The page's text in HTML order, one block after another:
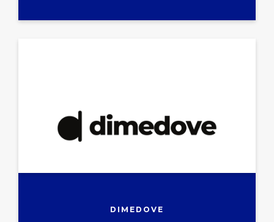
DIMEDOVE